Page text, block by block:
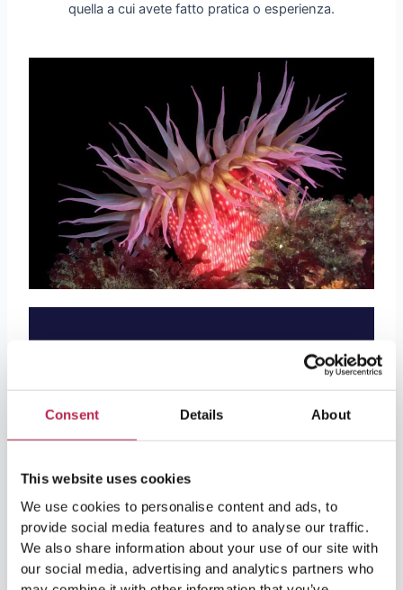
Consent Details About
This website uses cookies
We use cookies to personalise content and ads, to
provide social media features and to analyse our traffic.
We also share information about your use of our site with
our social media, advertising and analytics partners who
quella a cui avete fatto pratica o esperienza.
Noleggio barche e auto a Ibiza
Grazie alla nostra conoscenza del territorio,
offriamo il noleggio di barche e auto, oltre a case
dalle strade con stile.
Noleggio barche
Noleggio auto